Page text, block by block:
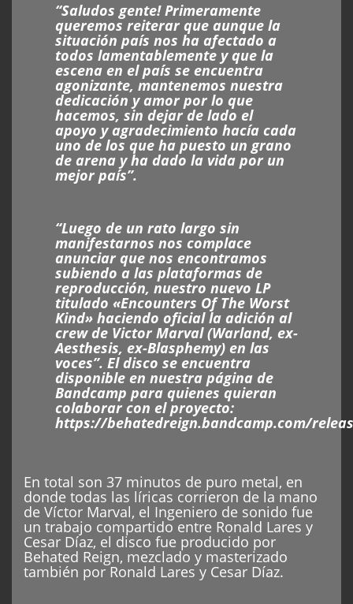
“Saludos gente! Primeramente
queremos reiterar que aunque la
situación país nos ha afectado a
todos lamentablemente y que la
escena en el país se encuentra
agonizante, mantenemos nuestra
dedicación y amor por lo que
hacemos, sin dejar de lado el
apoyo y agradecimiento hacía cada
uno de los que ha puesto un grano
de arena y ha dado la vida por un
mejor país”.
“Luego de un rato largo sin
manifestarnos nos complace
anunciar que nos encontramos
subiendo a las plataformas de
reproducción, nuestro nuevo LP
titulado «Encounters Of The Worst
Kind» haciendo oficial la adición al
crew de Victor Marval (Warland, ex-
Aesthesis, ex-Blasphemy) en las
voces”. El disco se encuentra
disponible en nuestra página de
Bandcamp para quienes quieran
colaborar con el proyecto:
https://behatedreign.bandcamp.com/
En total son 37 minutos de puro metal, en
donde todas las líricas corrieron de la mano
de Víctor Marval, el Ingeniero de sonido fue
un trabajo compartido entre Ronald Lares y
Cesar Díaz, el disco fue producido por
Behated Reign, mezclado y masterizado
también por Ronald Lares y Cesar Díaz.